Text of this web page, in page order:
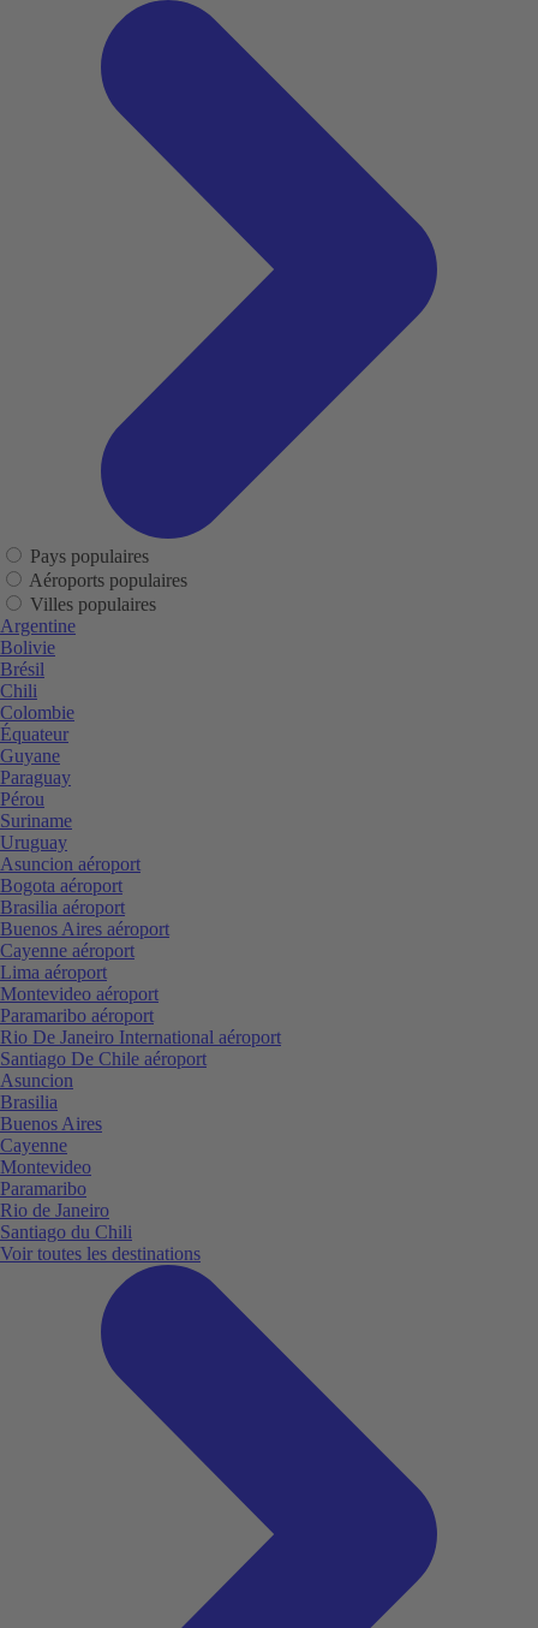
Pays populaires
Aéroports populaires
Villes populaires
Argentine
Bolivie
Brésil
Chili
Colombie
Équateur
Guyane
Paraguay
Pérou
Suriname
Uruguay
Asuncion aéroport
Bogota aéroport
Brasilia aéroport
Buenos Aires aéroport
Cayenne aéroport
Lima aéroport
Montevideo aéroport
Paramaribo aéroport
Rio De Janeiro International aéroport
Santiago De Chile aéroport
Asuncion
Brasilia
Buenos Aires
Cayenne
Montevideo
Paramaribo
Rio de Janeiro
Santiago du Chili
Voir toutes les destinations